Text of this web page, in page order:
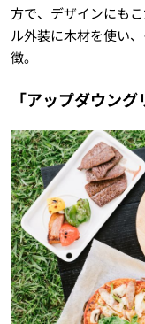
方で、デザインにも
ル外装に木材を使い
徴。
「アップダウン